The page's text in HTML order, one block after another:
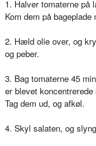
1. Halver tomaterne på
Kom dem på bageplade
2. Hæld olie over, og
og peber.
3. Bag tomaterne 45
er blevet koncentrerede
Tag dem ud, og afkøl.
4. Skyl salaten, og